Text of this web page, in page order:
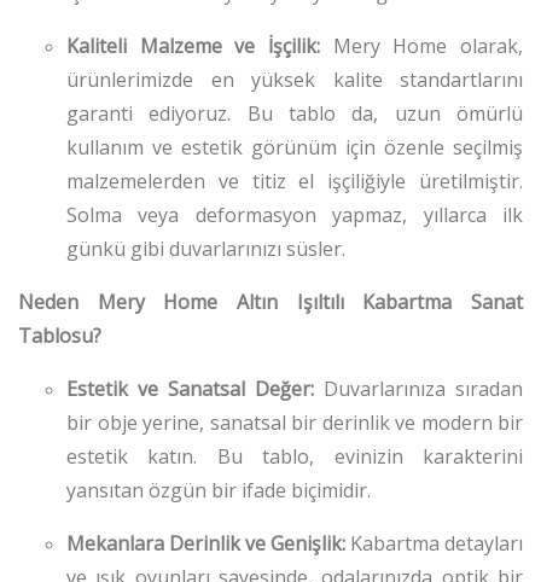
Kaliteli Malzeme ve İşçilik: Mery Home olarak,
ürünlerimizde en yüksek kalite standartlarını
garanti ediyoruz. Bu tablo da, uzun ömürlü
kullanım ve estetik görünüm için özenle seçilmiş
malzemelerden ve titiz el işçiliğiyle üretilmiştir.
Solma veya deformasyon yapmaz, yıllarca ilk
günkü gibi duvarlarınızı süsler.
Neden Mery Home Altın Işıltılı Kabartma Sanat
Tablosu?
Estetik ve Sanatsal Değer: Duvarlarınıza sıradan
bir obje yerine, sanatsal bir derinlik ve modern bir
estetik katın. Bu tablo, evinizin karakterini
yansıtan özgün bir ifade biçimidir.
Mekanlara Derinlik ve Genişlik: Kabartma detayları